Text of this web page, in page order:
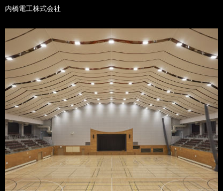
内橋電工株式会社